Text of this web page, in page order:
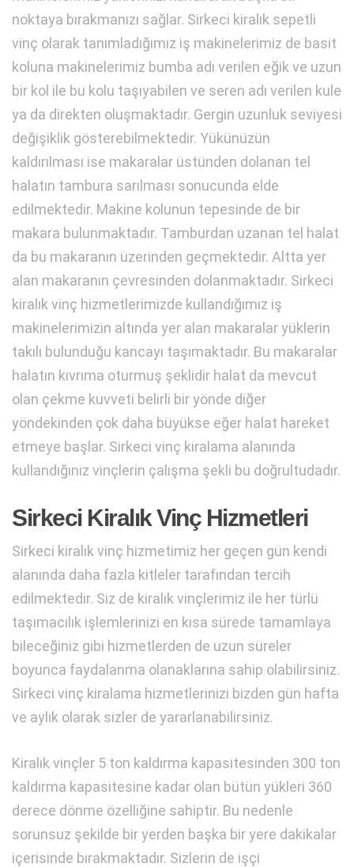
noktaya bırakmanızı sağlar. Sirkeci kiralık sepetli
vinç olarak tanımladığımız iş makinelerimiz de basit
koluna makinelerimiz bumba adı verilen eğik ve uzun
bir kol ile bu kolu taşıyabilen ve seren adı verilen kule
ya da direkten oluşmaktadır. Gergin uzunluk seviyesi
değişiklik gösterebilmektedir. Yükünüzün
kaldırılması ise makaralar üstünden dolanan tel
halatın tambura sarılması sonucunda elde
edilmektedir. Makine kolunun tepesinde de bir
makara bulunmaktadır. Tamburdan uzanan tel halat
da bu makaranın üzerinden geçmektedir. Altta yer
alan makaranın çevresinden dolanmaktadır. Sirkeci
kiralık vinç hizmetlerimizde kullandığımız iş
makinelerimizin altında yer alan makaralar yüklerin
takılı bulunduğu kancayı taşımaktadır. Bu makaralar
halatın kıvrıma oturmuş şeklidir halat da mevcut
olan çekme kuvveti belirli bir yönde diğer
yöndekinden çok daha büyükse eğer halat hareket
etmeye başlar. Sirkeci vinç kiralama alanında
kullandığınız vinçlerin çalışma şekli bu doğrultudadır.
Sirkeci Kiralık Vinç Hizmetleri
Sirkeci kiralık vinç hizmetimiz her geçen gün kendi
alanında daha fazla kitleler tarafından tercih
edilmektedir. Siz de kiralık vinçlerimiz ile her türlü
taşımacılık işlemlerinizi en kısa sürede tamamlaya
bileceğiniz gibi hizmetlerden de uzun süreler
boyunca faydalanma olanaklarına sahip olabilirsiniz.
Sirkeci vinç kiralama hizmetlerinizi bizden gün hafta
ve aylık olarak sizler de yararlanabilirsiniz.
Kiralık vinçler 5 ton kaldırma kapasitesinden 300 ton
kaldırma kapasitesine kadar olan bütün yükleri 360
derece dönme özelliğine sahiptir. Bu nedenle
sorunsuz şekilde bir yerden başka bir yere dakikalar
içerisinde bırakmaktadır. Sizlerin de işçi